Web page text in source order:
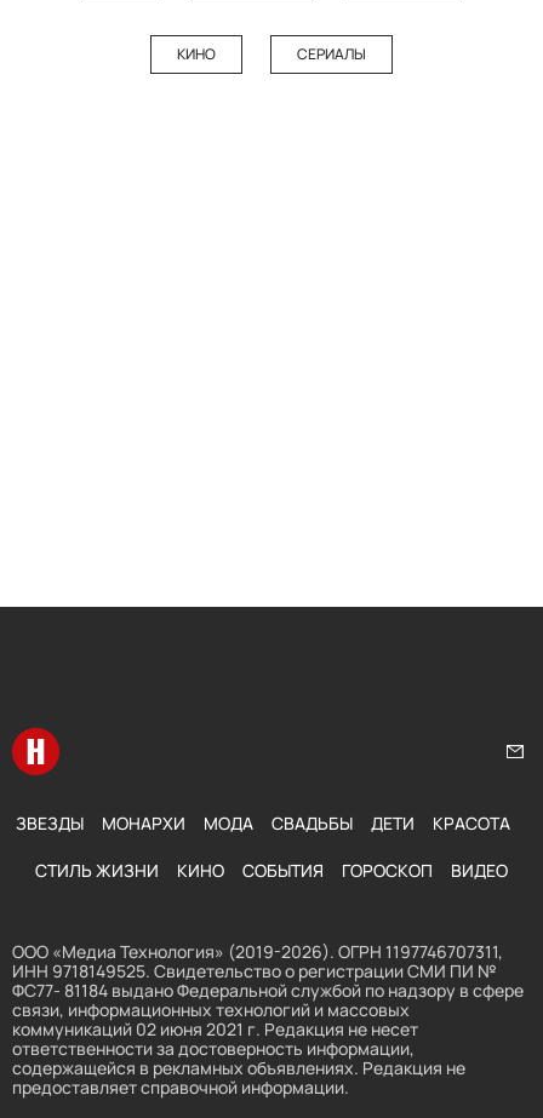
КИНО СЕРИАЛЫ
Перейти на главную
ЗВЕЗДЫ МОНАРХИ МОДА СВАДЬБЫ ДЕТИ КРАСОТА
СТИЛЬ ЖИЗНИ КИНО СОБЫТИЯ ГОРОСКОП ВИДЕО
ООО «Медиа Технология» (2019-2026). ОГРН 1197746707311,
ИНН 9718149525. Свидетельство о регистрации СМИ ПИ №
ФС77- 81184 выдано Федеральной службой по надзору в сфере
связи, информационных технологий и массовых
коммуникаций 02 июня 2021 г. Редакция не несет
ответственности за достоверность информации,
содержащейся в рекламных объявлениях. Редакция не
предоставляет справочной информации.